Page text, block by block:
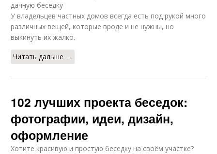
дачную беседку
У владельцев частных домов всегда есть под рукой много
различных вещей, которые вроде и не нужны, но
выкинуть их жалко.
Читать дальше →
102 лучших проекта беседок:
фотографии, идеи, дизайн,
оформление
Хотите красивую и простую беседку на своём участке?